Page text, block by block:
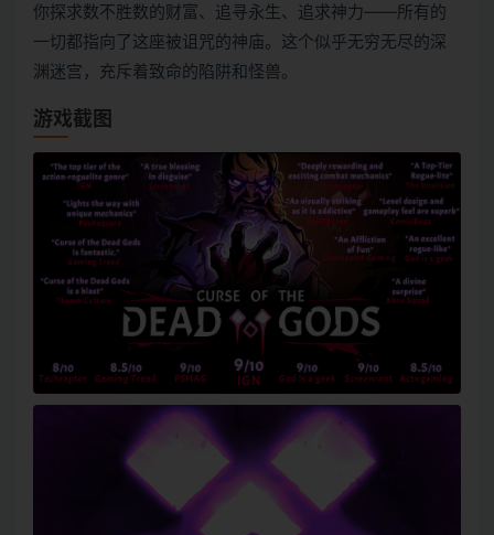
你探求数不胜数的财富、追寻永生、追求神力——所有的
一切都指向了这座被诅咒的神庙。这个似乎无穷无尽的深
渊迷宫，充斥着致命的陷阱和怪兽。
游戏截图